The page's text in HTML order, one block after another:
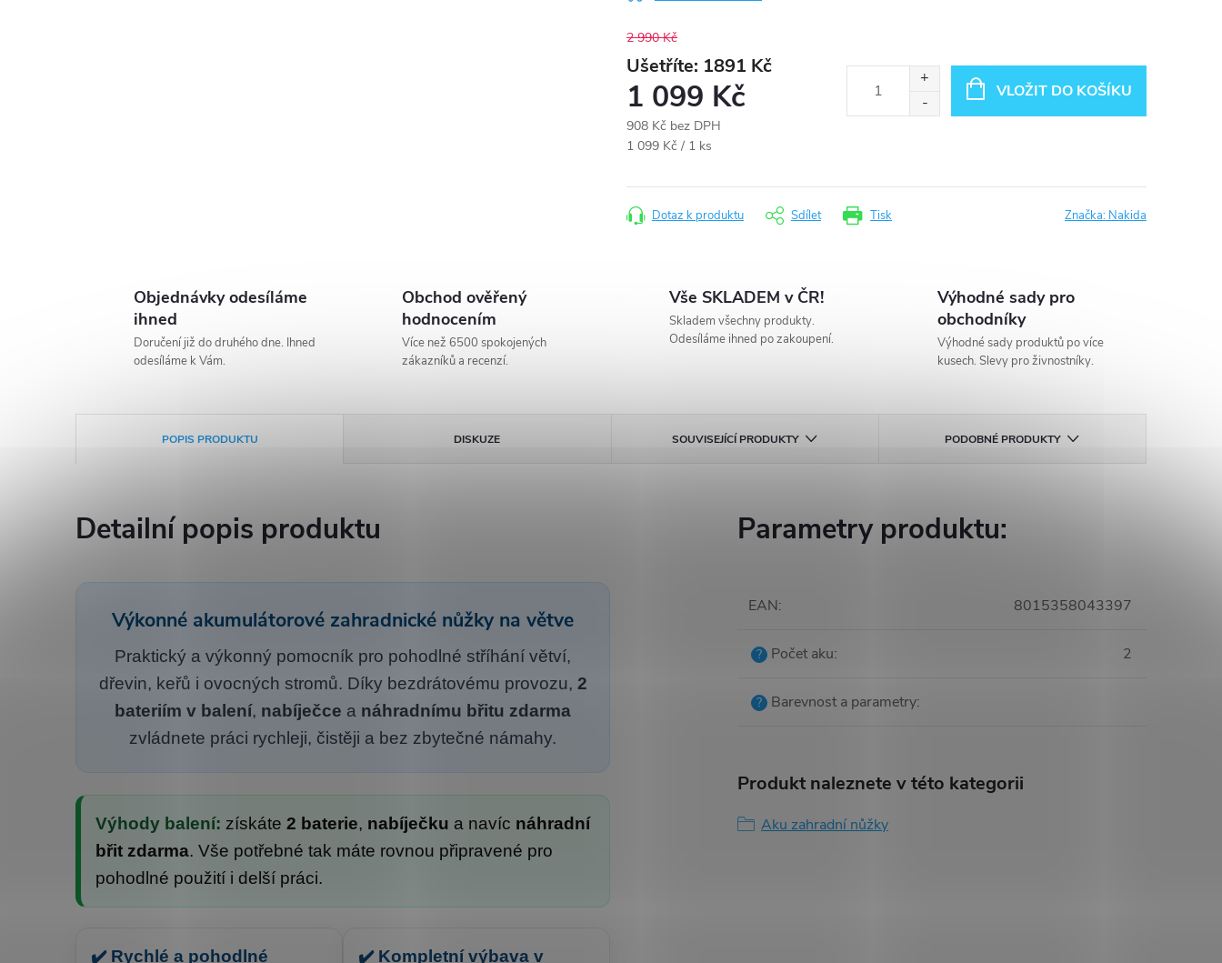
2 990 Kč
1891
1 099 Kč
908 Kč bez DPH
Měrná
1 099 Kč / 1 ks
VLOŽIT DO KOŠÍKU
Tisk
Dotaz k produktu Sdílet Značka: Nakida
Objednávky odesíláme
ihned
Doručení již do druhého dne. Ihned
odesíláme k Vám.
Obchod ověřený
hodnocením
Více než 6500 spokojených
zákazníků a recenzí.
Vše SKLADEM v ČR!
Skladem všechny produkty.
Odesíláme ihned po zakoupení.
Výhodné sady pro
obchodníky
Výhodné sady produktů po více
kusech. Slevy pro živnostníky.
POPIS PRODUKTU DISKUZE SOUVISEJÍCÍ PRODUKTY PODOBNÉ PRODUKTY
Detailní popis produktu
Výkonné akumulátorové zahradnické nůžky na větve
Praktický a výkonný pomocník pro pohodlné stříhání větví,
dřevin, keřů i ovocných stromů. Díky bezdrátovému provozu, 2
bateriím v balení, nabíječce a náhradnímu břitu zdarma
zvládnete práci rychleji, čistěji a bez zbytečné námahy.
Výhody balení: získáte 2 baterie, nabíječku a navíc náhradní
břit zdarma. Vše potřebné tak máte rovnou připravené pro
pohodlné použití i delší práci.
✔️ Rychlé a pohodlné
✔️ Kompletní výbava v
Parametry produktu:
EAN: 8015358043397
? Počet aku: 2
? Barevnost a parametry:
Produkt naleznete v této kategorii
Aku zahradní nůžky